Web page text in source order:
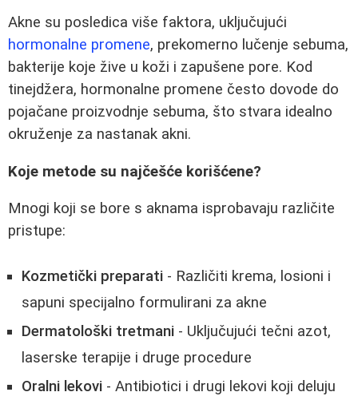
Akne su posledica više faktora, uključujući
hormonalne promene, prekomerno lučenje sebuma,
bakterije koje žive u koži i zapušene pore. Kod
tinejdžera, hormonalne promene često dovode do
pojačane proizvodnje sebuma, što stvara idealno
okruženje za nastanak akni.
Koje metode su najčešće korišćene?
Mnogi koji se bore s aknama isprobavaju različite
pristupe:
Kozmetički preparati - Različiti krema, losioni i
sapuni specijalno formulirani za akne
Dermatološki tretmani - Uključujući tečni azot,
laserske terapije i druge procedure
Oralni lekovi - Antibiotici i drugi lekovi koji deluju